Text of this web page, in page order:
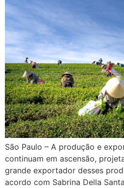
São Paulo – A produção e
continuam em ascensão,
grande exportador desses
acordo com Sabrina Della